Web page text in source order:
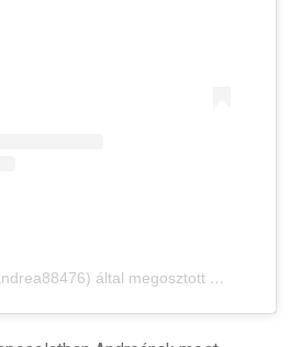
által megosztott bejegyzés